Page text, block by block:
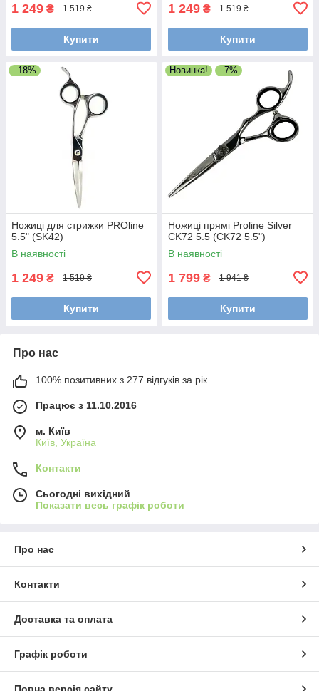
1 249 ₴ 1 519 ₴
Купити
1 249 ₴ 1 519 ₴
Купити
–18%
Ножиці для стрижки PROline
5.5" (SK42)
В наявності
1 249 ₴ 1 519 ₴
Купити
Новинка! –7%
Ножиці прямі Proline Silver
CK72 5.5 (CK72 5.5")
В наявності
1 799 ₴ 1 941 ₴
Купити
Про нас
100% позитивних з 277 відгуків за рік
Працює з 11.10.2016
м. Київ
Київ, Україна
Контакти
Сьогодні вихідний
Показати весь графік роботи
Про нас
Контакти
Доставка та оплата
Графік роботи